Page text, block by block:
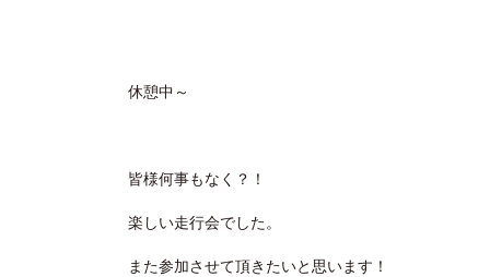
休憩中～
皆様何事もなく？！
楽しい走行会でした。
また参加させて頂きたいと思います！